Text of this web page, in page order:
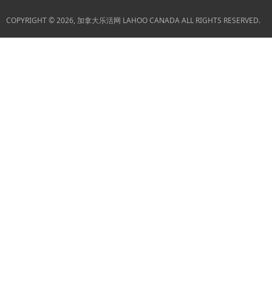
COPYRIGHT © 2026, 加拿大乐活网 LAHOO CANADA ALL RIGHTS RESERVED.